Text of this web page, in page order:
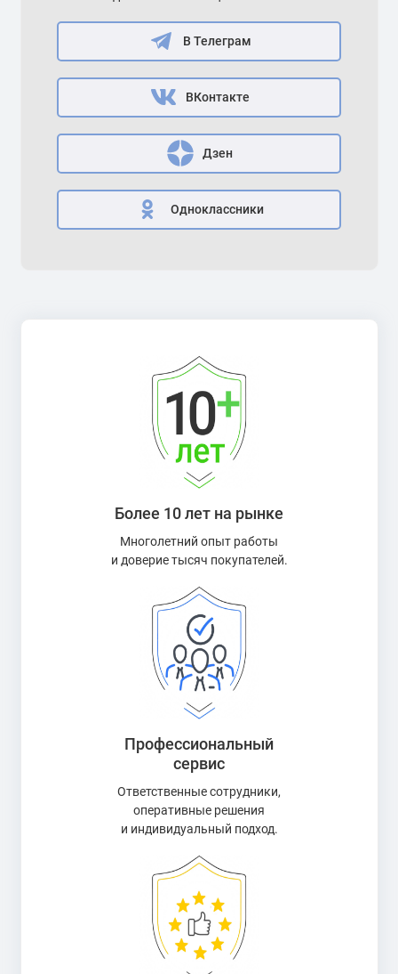
В Телеграм
ВКонтакте
Дзен
Одноклассники
Более 10 лет на рынке
Многолетний опыт работы
и доверие тысяч покупателей.
Профессиональный
сервис
Ответственные сотрудники,
оперативные решения
и индивидуальный подход.